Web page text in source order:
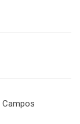
Campos